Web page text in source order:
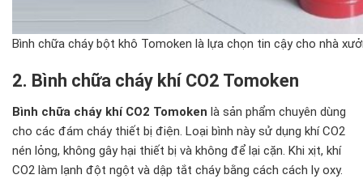
Bình chữa cháy bột khô Tomoken là lựa chọn tin cậy cho nhà
2. Bình chữa cháy khí CO2 Tomoken
Bình chữa cháy khí CO2 Tomoken là sản phẩm chuyên dùng
cho các đám cháy thiết bị điện. Loại bình này sử dụng khí CO2
nén lỏng, không gây hại thiết bị và không để lại cặn. Khi xịt, khí
CO2 làm lạnh đột ngột và dập tắt cháy bằng cách cách ly oxy.